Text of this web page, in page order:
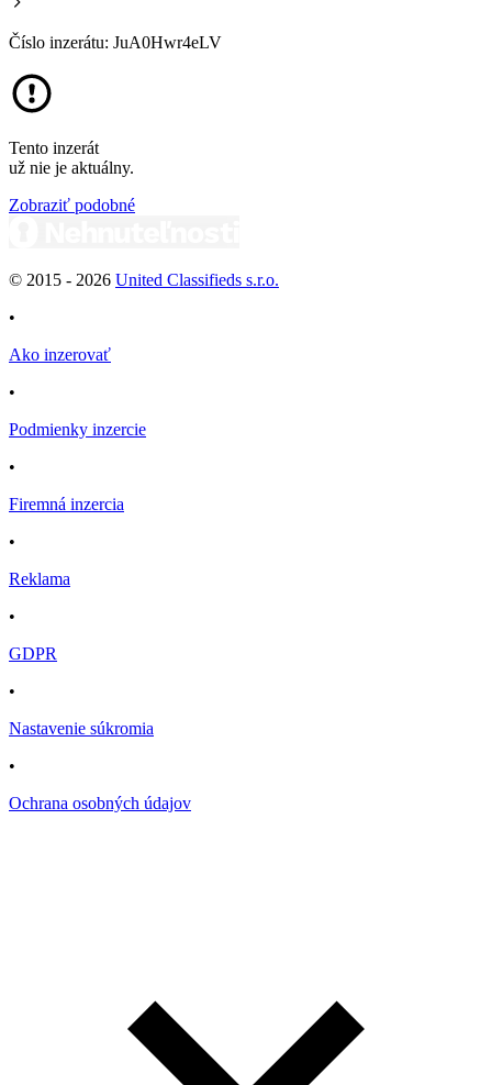
Číslo inzerátu: JuA0Hwr4eLV
Tento inzerát
už nie je aktuálny.
Zobraziť podobné
© 2015 - 2026 United Classifieds s.r.o.
•
Ako inzerovať
•
Podmienky inzercie
•
Firemná inzercia
•
Reklama
•
GDPR
•
Nastavenie súkromia
•
Ochrana osobných údajov